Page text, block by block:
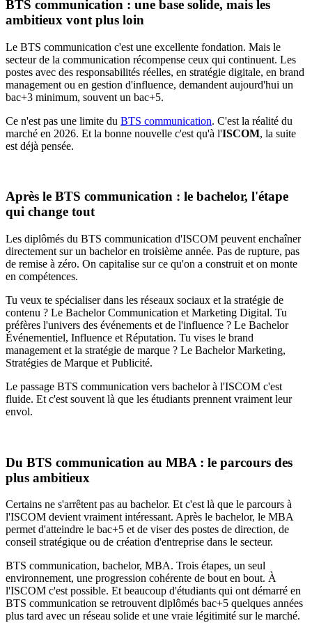
BTS communication : une base solide, mais les
ambitieux vont plus loin
Le BTS communication c'est une excellente fondation. Mais le
secteur de la communication récompense ceux qui continuent. Les
postes avec des responsabilités réelles, en stratégie digitale, en brand
management ou en gestion d'influence, demandent aujourd'hui un
bac+3 minimum, souvent un bac+5.
Ce n'est pas une limite du BTS communication. C'est la réalité du
marché en 2026. Et la bonne nouvelle c'est qu'à l'ISCOM, la suite
est déjà pensée.
Après le BTS communication : le bachelor, l'étape
qui change tout
Les diplômés du BTS communication d'ISCOM peuvent enchaîner
directement sur un bachelor en troisième année. Pas de rupture, pas
de remise à zéro. On capitalise sur ce qu'on a construit et on monte
en compétences.
Tu veux te spécialiser dans les réseaux sociaux et la stratégie de
contenu ? Le Bachelor Communication et Marketing Digital. Tu
préfères l'univers des événements et de l'influence ? Le Bachelor
Événementiel, Influence et Réputation. Tu vises le brand
management et la stratégie de marque ? Le Bachelor Marketing,
Stratégies de Marque et Publicité.
Le passage BTS communication vers bachelor à l'ISCOM c'est
fluide. Et c'est souvent là que les étudiants prennent vraiment leur
envol.
Du BTS communication au MBA : le parcours des
plus ambitieux
Certains ne s'arrêtent pas au bachelor. Et c'est là que le parcours à
l'ISCOM devient vraiment intéressant. Après le bachelor, le MBA
permet d'atteindre le bac+5 et de viser des postes de direction, de
conseil stratégique ou de création d'entreprise dans le secteur.
BTS communication, bachelor, MBA. Trois étapes, un seul
environnement, une progression cohérente de bout en bout. À
l'ISCOM c'est possible. Et beaucoup d'étudiants qui ont démarré en
BTS communication se retrouvent diplômés bac+5 quelques années
plus tard avec un réseau solide et une vraie légitimité sur le marché.